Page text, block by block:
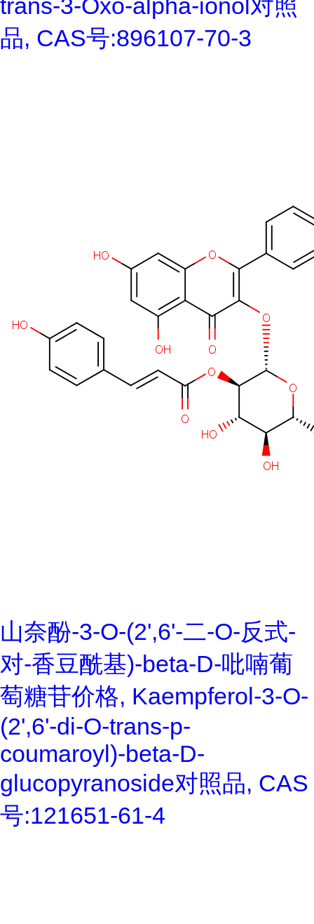
trans-3-Oxo-alpha-ionol对照
品, CAS号:896107-70-3
山奈酚-3-O-(2',6'-二-O-反式-
对-香豆酰基)-beta-D-吡喃葡
萄糖苷价格, Kaempferol-3-O-
(2',6'-di-O-trans-p-
coumaroyl)-beta-D-
glucopyranoside对照品, CAS
号:121651-61-4